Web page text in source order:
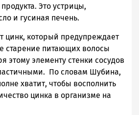
Это устрицы,
и гусиная печень.
цинк, который предупреждает
старение питающих волосы
этому элементу стенки сосудов
По словам Шубина,
хватит, чтобы восполнить
цинка в организме на